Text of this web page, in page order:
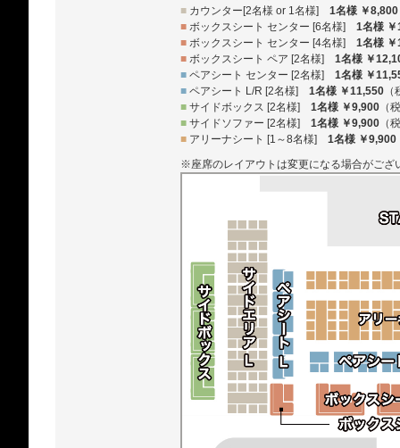
■ カウンター[2名様 or 1名様] 1名様 ￥8,800
■ ボックスシート センター [6名様] 1名様
■ ボックスシート センター [4名様] 1名様
■ ボックスシート ペア [2名様] 1名様 ￥
■ ペアシート センター [2名様] 1名様 ￥
■ ペアシート L/R [2名様] 1名様 ￥11,550
■ サイドボックス [2名様] 1名様 ￥9,900 （
■ サイドソファー [2名様] 1名様 ￥9,900 （
■ アリーナシート [1～8名様] 1名様 ￥9,900
※座席のレイアウトは変更になる場合がござ